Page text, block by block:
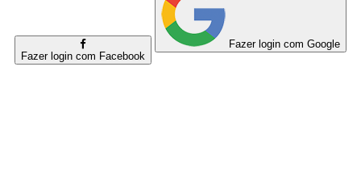
Fazer login com Facebook
Fazer login com Google